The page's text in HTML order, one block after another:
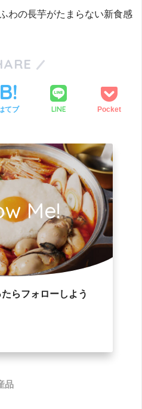
わの長芋がたまらない新食感
てブ LINE Pocket
Me!
らフォローしよう
品